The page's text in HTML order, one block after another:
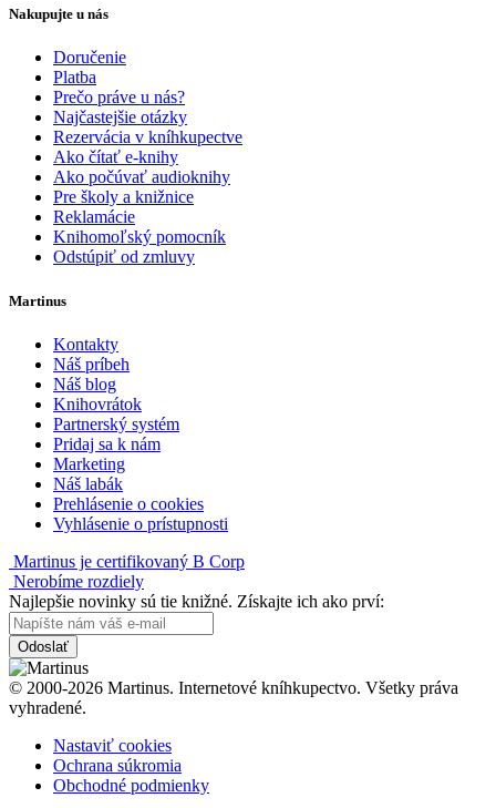
Nakupujte u nás
Doručenie
Platba
Prečo práve u nás?
Najčastejšie otázky
Rezervácia v kníhkupectve
Ako čítať e-knihy
Ako počúvať audioknihy
Pre školy a knižnice
Reklamácie
Knihomoľský pomocník
Odstúpiť od zmluvy
Martinus
Kontakty
Náš príbeh
Náš blog
Knihovrátok
Partnerský systém
Pridaj sa k nám
Marketing
Náš labák
Prehlásenie o cookies
Vyhlásenie o prístupnosti
Martinus je certifikovaný B Corp
Nerobíme rozdiely
Najlepšie novinky sú tie knižné. Získajte ich ako prví:
Odoslať
© 2000-2026 Martinus. Internetové kníhkupectvo. Všetky práva
vyhradené.
Nastaviť cookies
Ochrana súkromia
Obchodné podmienky